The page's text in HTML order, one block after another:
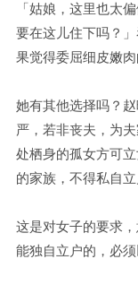
「姑娘，这里也太
要在这儿住下吗？
果觉得委屈细皮嫩肉
她有其他选择吗？
严，若非丧夫，为
处栖身的孤女方可
的家族，不得私自立
这是对女子的要求
能独自立户的，必